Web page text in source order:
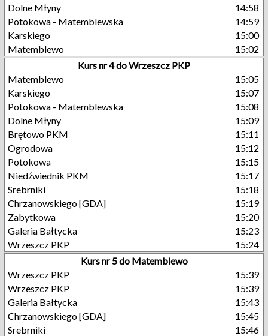
Dolne Młyny
14:58
Potokowa - Matemblewska
14:59
Karskiego
15:00
Matemblewo
15:02
Kurs nr 4 do Wrzeszcz PKP
Matemblewo
15:05
Karskiego
15:07
Potokowa - Matemblewska
15:08
Dolne Młyny
15:09
Brętowo PKM
15:11
Ogrodowa
15:12
Potokowa
15:15
Niedźwiednik PKM
15:17
Srebrniki
15:18
Chrzanowskiego [GDA]
15:19
Zabytkowa
15:20
Galeria Bałtycka
15:23
Wrzeszcz PKP
15:24
Kurs nr 5 do Matemblewo
Wrzeszcz PKP
15:39
Wrzeszcz PKP
15:39
Galeria Bałtycka
15:43
Chrzanowskiego [GDA]
15:45
Srebrniki
15:46